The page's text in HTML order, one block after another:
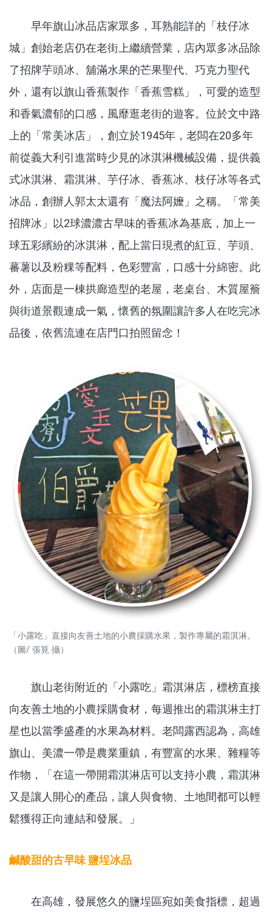
早年旗山冰品店家眾多，耳熟能詳的「枝仔冰
城」創始老店仍在老街上繼續營業，店內眾多冰品除
了招牌芋頭冰、舖滿水果的芒果聖代、巧克力聖代
外，還有以旗山香蕉製作「香蕉雪糕」，可愛的造型
和香氣濃郁的口感，風靡逛老街的遊客。位於文中路
上的「常美冰店」，創立於1945年，老闆在20多年
前從義大利引進當時少見的冰淇淋機械設備，提供義
式冰淇淋、霜淇淋、芋仔冰、香蕉冰、枝仔冰等各式
冰品，創辦人郭太太還有「魔法阿嬤」之稱。「常美
招牌冰」以2球濃濃古早味的香蕉冰為基底，加上一
球五彩繽紛的冰淇淋，配上當日現煮的紅豆、芋頭、
蕃薯以及粉粿等配料，色彩豐富，口感十分綿密。此
外，店面是一棟拱廊造型的老屋，老桌台、木質屋簷
與街道景觀連成一氣，懷舊的氛圍讓許多人在吃完冰
品後，依舊流連在店門口拍照留念！
「小露吃」直接向友善土地的小農採購水果，製作專屬的霜淇淋。
（圖/ 張筧 攝）
旗山老街附近的「小露吃」霜淇淋店，標榜直接
向友善土地的小農採購食材，每週推出的霜淇淋主打
星也以當季盛產的水果為材料。老闆露西認為，高雄
旗山、美濃一帶是農業重鎮，有豐富的水果、雜糧等
作物，「在這一帶開霜淇淋店可以支持小農，霜淇淋
又是讓人開心的產品，讓人與食物、土地間都可以輕
鬆獲得正向連結和發展。」
鹹酸甜的古早味 鹽埕冰品
在高雄，發展悠久的鹽埕區宛如美食指標，超過